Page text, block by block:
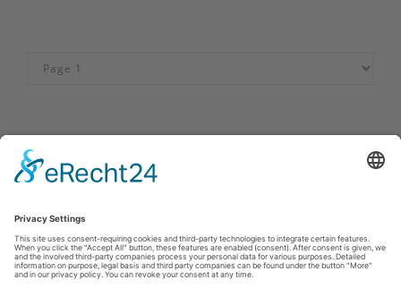
Imprint|Privacy policy
MöhnetalRadweg Johannes-Hummel-Weg 1 57392 Schmallenberg